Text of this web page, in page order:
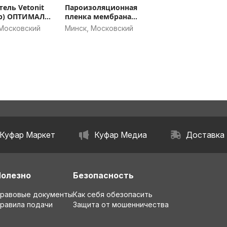
Vetonit
ОПТИМАЛ
(35
Пароизоляционная
пленка мембрана
ONDUTISS
Минск, Московский
Маркет Куфар Медиа Доставка
документы
подачи
Безопасность
Как себя обезопасить
Защита от мошенничества